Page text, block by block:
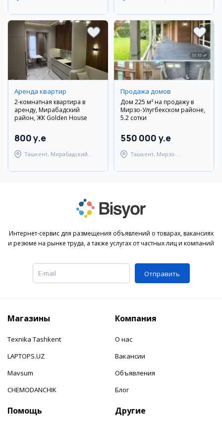
Аренда квартир
2-комнатная квартира в
аренду, Мирабадский
район, ЖК Golden House
800 y.e
Ташкент, Мирабадский
Продажа домов
Дом 225 м² на продажу в
Мирзо-Улугбекском районе,
5.2 сотки
550 000 y.e
Ташкент, Мирзо-
Интернет-сервис для размещения объявлений о товарах, вакансиях
и резюме на рынке труда, а также услугах от частных лиц и компаний
Отправить
Магазины
Texnika Tashkent
LAPTOPS.UZ
Mavsum
CHEMODANCHIK
Компания
О нас
Вакансии
Объявления
Блог
Помощь Другие